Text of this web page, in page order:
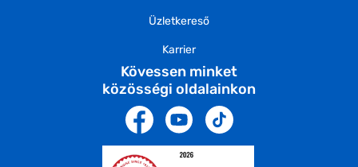
Üzletkereső
Karrier
Kövessen minket
közösségi oldalainkon